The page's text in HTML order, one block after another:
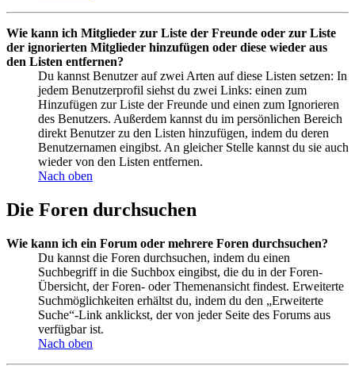
Wie kann ich Mitglieder zur Liste der Freunde oder zur Liste
der ignorierten Mitglieder hinzufügen oder diese wieder aus
den Listen entfernen?
Du kannst Benutzer auf zwei Arten auf diese Listen setzen: In
jedem Benutzerprofil siehst du zwei Links: einen zum
Hinzufügen zur Liste der Freunde und einen zum Ignorieren
des Benutzers. Außerdem kannst du im persönlichen Bereich
direkt Benutzer zu den Listen hinzufügen, indem du deren
Benutzernamen eingibst. An gleicher Stelle kannst du sie auch
wieder von den Listen entfernen.
Nach oben
Die Foren durchsuchen
Wie kann ich ein Forum oder mehrere Foren durchsuchen?
Du kannst die Foren durchsuchen, indem du einen
Suchbegriff in die Suchbox eingibst, die du in der Foren-
Übersicht, der Foren- oder Themenansicht findest. Erweiterte
Suchmöglichkeiten erhältst du, indem du den „Erweiterte
Suche“-Link anklickst, der von jeder Seite des Forums aus
verfügbar ist.
Nach oben